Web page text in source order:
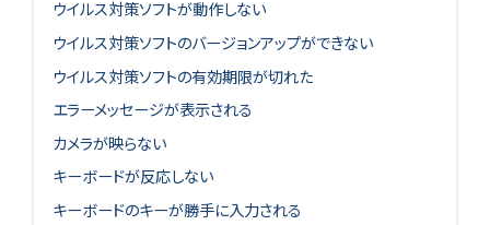
ウイルス対策ソフトが動作しない
ウイルス対策ソフトのバージョンアップができない
ウイルス対策ソフトの有効期限が切れた
エラーメッセージが表示される
カメラが映らない
キーボードが反応しない
キーボードのキーが勝手に入力される